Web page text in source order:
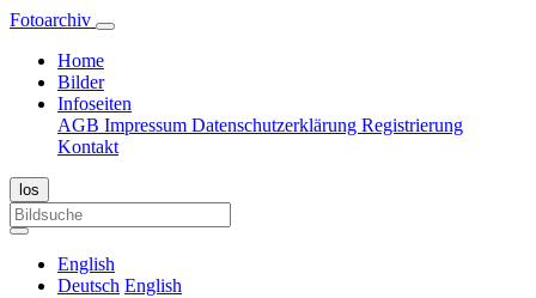
Fotoarchiv
Home
Bilder
Infoseiten
AGB Impressum Datenschutzerklärung Registrierung
Kontakt
English
Deutsch English